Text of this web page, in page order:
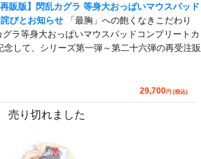
販版】閃乱カグラ 等身大おっぱいマウスパッド
びとお知らせ 「最胸」への飽くなきこだわり
ラ等身大おっぱいマウスパッドコンプリートカ
念して、シリーズ第一弾～第二十六弾の再受注販
29,700円 (税込)
売り切れました